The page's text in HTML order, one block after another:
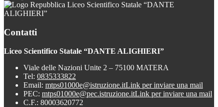
Liceo Scientifico Statale “DANTE
ALIGHIERI”
Contatti
Liceo Scientifico Statale “DANTE ALIGHIERI”
Viale delle Nazioni Unite 2 – 75100 MATERA
Tel: 0835333822
Email: mtps01000e@istruzione.itLink per inviare una mail
PEC: mtps01000e@pec.istruzione.itLink per inviare una mail
C.F.: 80003620772